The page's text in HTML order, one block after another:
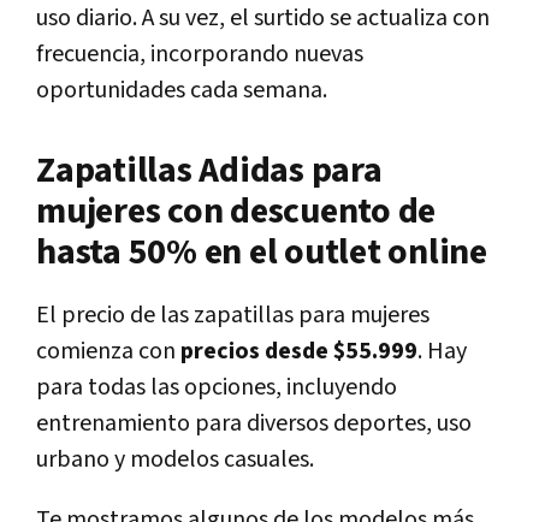
uso diario. A su vez, el surtido se actualiza con
frecuencia, incorporando nuevas
oportunidades cada semana.
Zapatillas Adidas para
mujeres con descuento de
hasta 50% en el outlet online
El precio de las zapatillas para mujeres
comienza con precios desde $55.999. Hay
para todas las opciones, incluyendo
entrenamiento para diversos deportes, uso
urbano y modelos casuales.